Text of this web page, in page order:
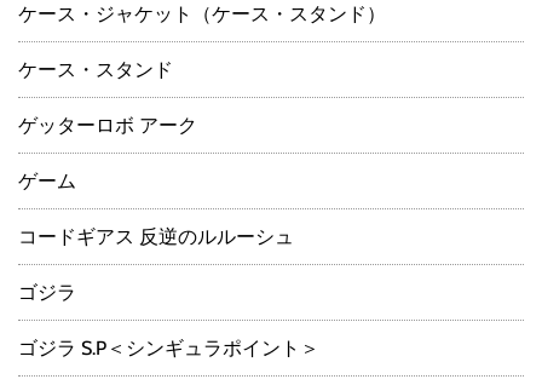
ケース・ジャケット（ケース・スタンド）
ケース・スタンド
ゲッターロボ アーク
ゲーム
コードギアス 反逆のルルーシュ
ゴジラ
ゴジラ S.P＜シンギュラポイント＞